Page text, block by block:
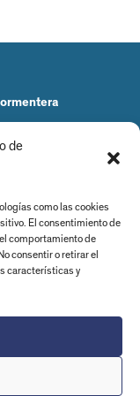
de
como las cookies
El consentimiento de
comportamiento de
consentir o retirar el
características y
1